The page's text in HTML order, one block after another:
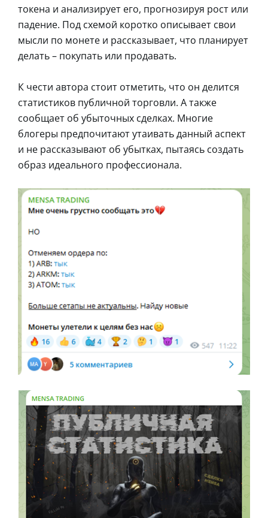
токена и анализирует его, прогнозируя рост или
падение. Под схемой коротко описывает свои
мысли по монете и рассказывает, что планирует
делать – покупать или продавать.
К чести автора стоит отметить, что он делится
статистиков публичной торговли. А также
сообщает об убыточных сделках. Многие
блогеры предпочитают утаивать данный аспект
и не рассказывают об убытках, пытаясь создать
образ идеального профессионала.